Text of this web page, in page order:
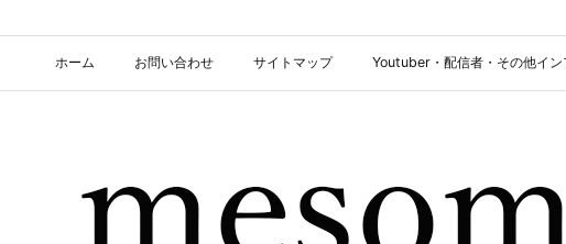
ホーム お問い合わせ サイトマップ Youtuber・配信者・その他イン